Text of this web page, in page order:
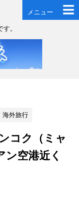
メニュー
。
海外旅行
コク（ミャ
ン空港近く